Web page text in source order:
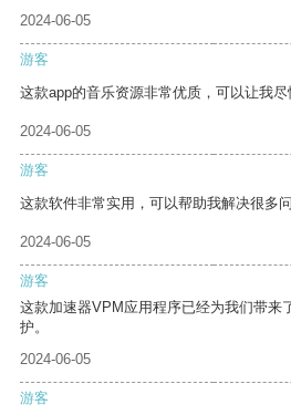
2024-06-05
游客
这款app的音乐资源非常优质，可以让我尽
2024-06-05
游客
这款软件非常实用，可以帮助我解决很多问
2024-06-05
游客
这款加速器VPM应用程序已经为我们带来
护。
2024-06-05
游客